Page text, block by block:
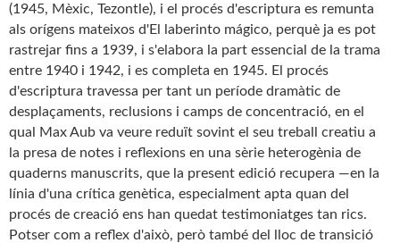
(1945, Mèxic, Tezontle), i el procés d'escriptura es remunta
als orígens mateixos d'El laberinto mágico, perquè ja es pot
rastrejar fins a 1939, i s'elabora la part essencial de la trama
entre 1940 i 1942, i es completa en 1945. El procés
d'escriptura travessa per tant un període dramàtic de
desplaçaments, reclusions i camps de concentració, en el
qual Max Aub va veure reduït sovint el seu treball creatiu a
la presa de notes i reflexions en una sèrie heterogènia de
quaderns manuscrits, que la present edició recupera —en la
línia d'una crítica genètica, especialment apta quan del
procés de creació ens han quedat testimoniatges tan rics.
Potser com a reflex d'això, però també del lloc de transició